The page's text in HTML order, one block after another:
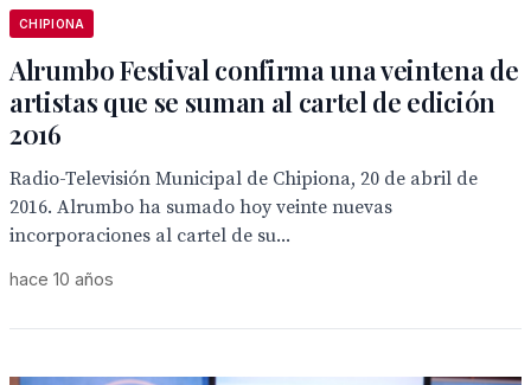
CHIPIONA
Alrumbo Festival confirma una veintena de
artistas que se suman al cartel de edición
2016
Radio-Televisión Municipal de Chipiona, 20 de abril de
2016. Alrumbo ha sumado hoy veinte nuevas
incorporaciones al cartel de su...
hace 10 años